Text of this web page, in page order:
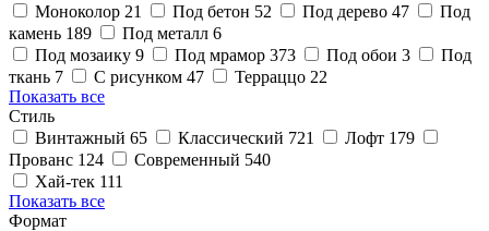
Моноколор 21 Под бетон 52 Под дерево 47
Под
камень 189 Под металл 6
Под мозаику 9 Под мрамор 373 Под обои 3
Под
ткань 7 С рисунком 47 Терраццо 22
Показать все
Стиль
Винтажный 65 Классический 721 Лофт 179
Прованс 124 Современный 540
Хай-тек 111
Показать все
Формат